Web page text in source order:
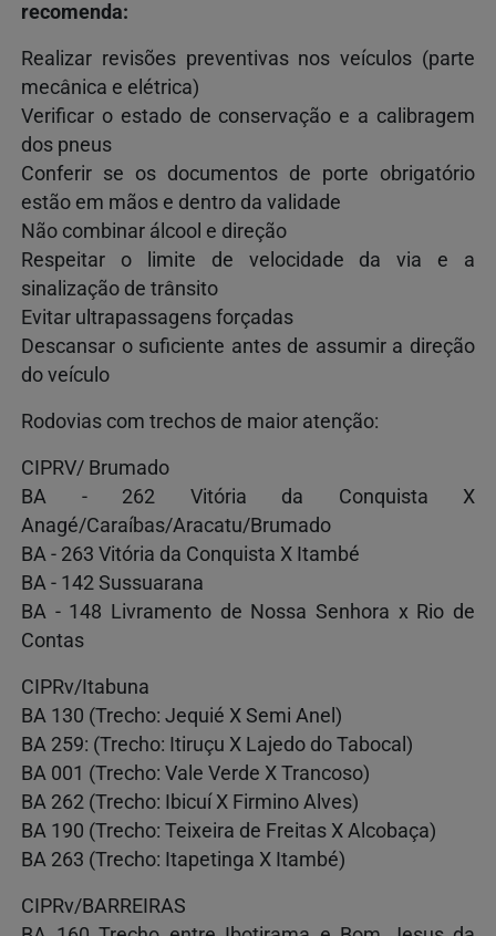
recomenda:
Realizar revisões preventivas nos veículos (parte
mecânica e elétrica)
Verificar o estado de conservação e a calibragem
dos pneus
Conferir se os documentos de porte obrigatório
estão em mãos e dentro da validade
Não combinar álcool e direção
Respeitar o limite de velocidade da via e a
sinalização de trânsito
Evitar ultrapassagens forçadas
Descansar o suficiente antes de assumir a direção
do veículo
Rodovias com trechos de maior atenção:
CIPRV/ Brumado
BA - 262 Vitória da Conquista X
Anagé/Caraíbas/Aracatu/Brumado
BA - 263 Vitória da Conquista X Itambé
BA - 142 Sussuarana
BA - 148 Livramento de Nossa Senhora x Rio de
Contas
CIPRv/Itabuna
BA 130 (Trecho: Jequié X Semi Anel)
BA 259: (Trecho: Itiruçu X Lajedo do Tabocal)
BA 001 (Trecho: Vale Verde X Trancoso)
BA 262 (Trecho: Ibicuí X Firmino Alves)
BA 190 (Trecho: Teixeira de Freitas X Alcobaça)
BA 263 (Trecho: Itapetinga X Itambé)
CIPRv/BARREIRAS